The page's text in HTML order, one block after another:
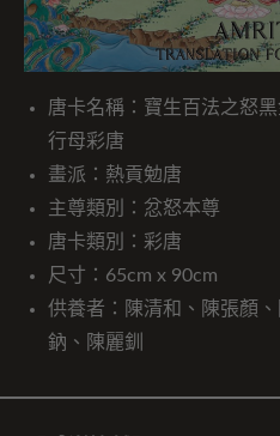
唐卡名稱：寶生百法之怒
行母彩唐
畫派：熱貢勉唐
主尊類別：忿怒本尊
唐卡類別：彩唐
尺寸：65cm x 90cm
供養者：陳清和、陳張顏
鈉、陳麗釧